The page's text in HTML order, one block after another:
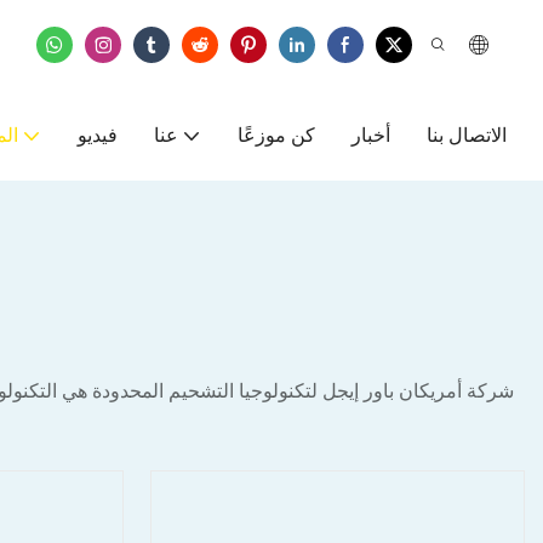
فيديو عنا كن موزعًا أخبار الاتصال بنا
شركة أمريكان باور إيجل لتكنولوجيا التشحيم المحدودة هي